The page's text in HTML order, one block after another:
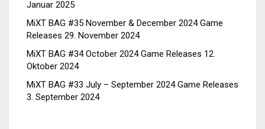
Januar 2025
MiXT BAG #35 November & December 2024 Game
Releases 29. November 2024
MiXT BAG #34 October 2024 Game Releases 12.
Oktober 2024
MiXT BAG #33 July – September 2024 Game Releases
3. September 2024